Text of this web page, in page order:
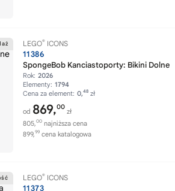
LEGO® ICONS
11386
SpongeBob Kanciastoporty: Bikini Dolne
Rok: 2026
Elementy: 1794
Cena za element: 0,48 zł
od 869,00
zł
805,00 najniższa cena
899,99 cena katalogowa
LEGO® ICONS
11373